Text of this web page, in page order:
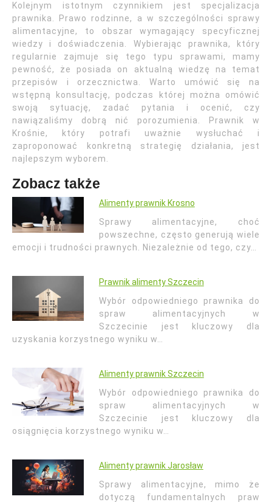
Kolejnym istotnym czynnikiem jest specjalizacja
prawnika. Prawo rodzinne, a w szczególności sprawy
alimentacyjne, to obszar wymagający specyficznej
wiedzy i doświadczenia. Wybierając prawnika, który
regularnie zajmuje się tego typu sprawami, mamy
pewność, że posiada on aktualną wiedzę na temat
przepisów i orzecznictwa. Warto umówić się na
wstępną konsultację, podczas której można omówić
swoją sytuację, zadać pytania i ocenić, czy
nawiązaliśmy dobrą nić porozumienia. Prawnik w
Krośnie, który potrafi uważnie wysłuchać i
zaproponować konkretną strategię działania, jest
najlepszym wyborem.
Zobacz także
Alimenty prawnik Krosno
Sprawy alimentacyjne, choć
powszechne, często generują wiele
emocji i trudności prawnych. Niezależnie od tego, czy…
Prawnik alimenty Szczecin
Wybór odpowiedniego prawnika do
spraw alimentacyjnych w
Szczecinie jest kluczowy dla
uzyskania korzystnego wyniku w…
Alimenty prawnik Szczecin
Wybór odpowiedniego prawnika do
spraw alimentacyjnych w
Szczecinie jest kluczowy dla
osiągnięcia korzystnego wyniku w…
Alimenty prawnik Jarosław
Sprawy alimentacyjne, mimo że
dotyczą fundamentalnych praw